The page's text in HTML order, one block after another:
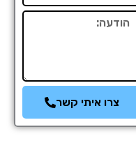
הודעה
צרו איתי קשר